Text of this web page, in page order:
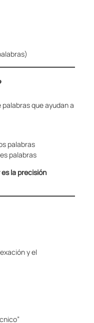
que ayudan a
palabras
palabras
la precisión
y el